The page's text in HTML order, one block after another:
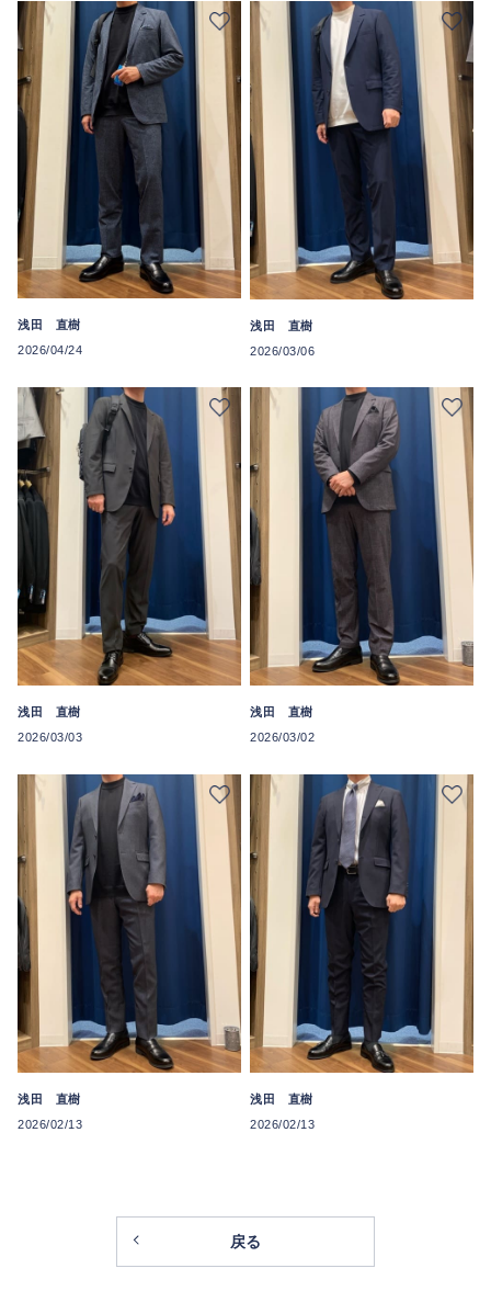
浅田 直樹
2026/04/24
浅田 直樹
2026/03/06
浅田 直樹
2026/03/03
浅田 直樹
2026/03/02
浅田 直樹
2026/02/13
浅田 直樹
2026/02/13
戻る